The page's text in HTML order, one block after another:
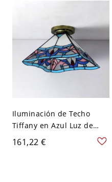
Iluminación de Techo
Tiffany en Azul Luz de
Techo Semi Rasante de
Vidrio de Cono 1 Cabeza
161,22 €